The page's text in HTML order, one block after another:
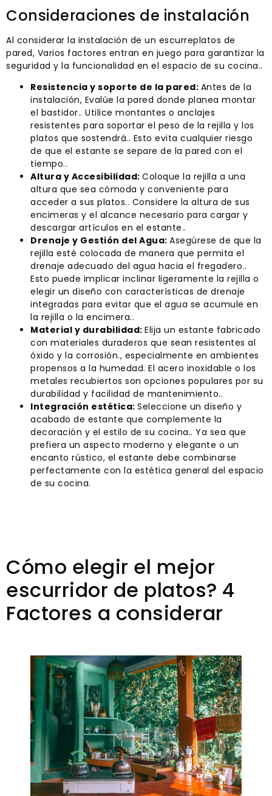
Consideraciones de instalación
Al considerar la instalación de un escurreplatos de
pared, Varios factores entran en juego para garantizar la
seguridad y la funcionalidad en el espacio de su cocina..
Resistencia y soporte de la pared: Antes de la
instalación, Evalúe la pared donde planea montar
el bastidor.. Utilice montantes o anclajes
resistentes para soportar el peso de la rejilla y los
platos que sostendrá.. Esto evita cualquier riesgo
de que el estante se separe de la pared con el
tiempo..
Altura y Accesibilidad: Coloque la rejilla a una
altura que sea cómoda y conveniente para
acceder a sus platos.. Considere la altura de sus
encimeras y el alcance necesario para cargar y
descargar artículos en el estante..
Drenaje y Gestión del Agua: Asegúrese de que la
rejilla esté colocada de manera que permita el
drenaje adecuado del agua hacia el fregadero..
Esto puede implicar inclinar ligeramente la rejilla o
elegir un diseño con características de drenaje
integradas para evitar que el agua se acumule en
la rejilla o la encimera..
Material y durabilidad: Elija un estante fabricado
con materiales duraderos que sean resistentes al
óxido y la corrosión., especialmente en ambientes
propensos a la humedad. El acero inoxidable o los
metales recubiertos son opciones populares por su
durabilidad y facilidad de mantenimiento..
Integración estética: Seleccione un diseño y
acabado de estante que complemente la
decoración y el estilo de su cocina.. Ya sea que
prefiera un aspecto moderno y elegante o un
encanto rústico, el estante debe combinarse
perfectamente con la estética general del espacio
de su cocina.
Cómo elegir el mejor
escurridor de platos? 4
Factores a considerar